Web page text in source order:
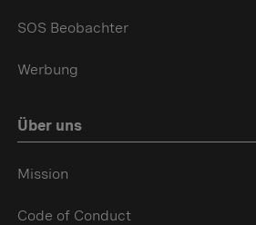
SOS Beobachter
Werbung
Über uns
Mission
Code of Conduct